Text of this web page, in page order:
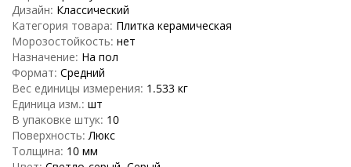
Дизайн: Классический
Категория товара: Плитка керамическая
Морозостойкость: нет
Назначение: На пол
Формат: Средний
Вес единицы измерения: 1.533 кг
Единица изм.: шт
В упаковке штук: 10
Поверхность: Люкс
Толщина: 10 мм